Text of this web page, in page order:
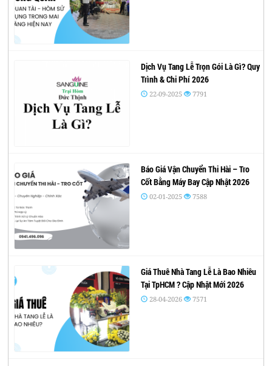
Dịch Vụ Tang Lễ Trọn Gói Là Gì? Quy
Trình & Chi Phí 2026
22-09-2025 7791
Báo Giá Vận Chuyển Thi Hài – Tro
Cốt Bằng Máy Bay Cập Nhật 2026
02-01-2025 7588
Giá Thuê Nhà Tang Lễ Là Bao Nhiêu
Tại TpHCM ? Cập Nhật Mới 2026
28-04-2026 7571